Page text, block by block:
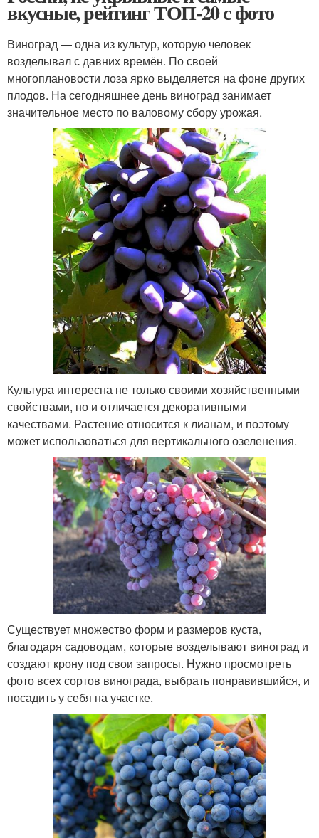
вкусные, рейтинг ТОП-20 с фото
Виноград — одна из культур, которую человек
возделывал с давних времён. По своей
многоплановости лоза ярко выделяется на фоне других
плодов. На сегодняшнее день виноград занимает
значительное место по валовому сбору урожая.
Культура интересна не только своими хозяйственными
свойствами, но и отличается декоративными
качествами. Растение относится к лианам, и поэтому
может использоваться для вертикального озеленения.
Существует множество форм и размеров куста,
благодаря садоводам, которые возделывают виноград и
создают крону под свои запросы. Нужно просмотреть
фото всех сортов винограда, выбрать понравившийся, и
посадить у себя на участке.